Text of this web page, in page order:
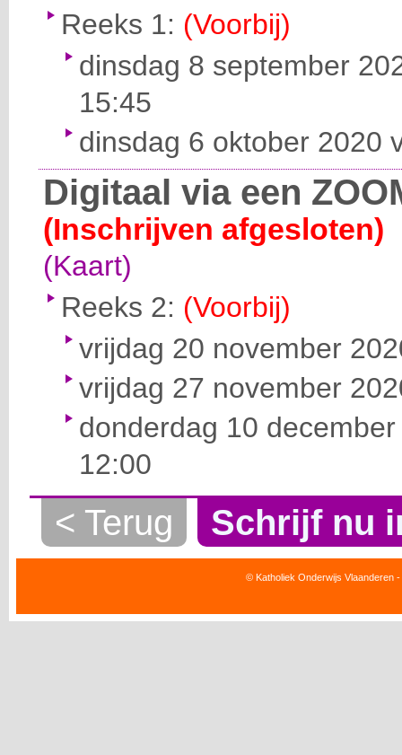
Reeks 1: (Voorbij)
dinsdag 8 september
15:45
dinsdag 6 oktober 2020
Digitaal via een
(Inschrijven afgesloten)
(Kaart)
Reeks 2: (Voorbij)
vrijdag 20 november
vrijdag 27 november
donderdag 10
12:00
< Terug Schrijf nu
© Katholiek Onderwijs Vlaanderen